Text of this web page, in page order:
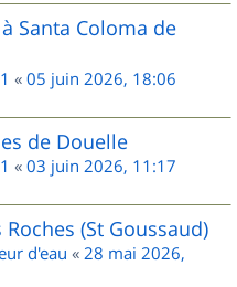
Santa Coloma de
« 05 juin 2026, 18:06
de Douelle
« 03 juin 2026, 11:17
(St Goussaud)
d'eau « 28 mai 2026,